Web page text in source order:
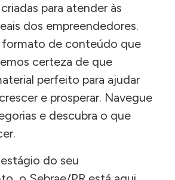
para atender às
dos empreendedores.
formato de conteúdo que
certeza de que
perfeito para ajudar
e prosperar. Navegue
e descubra o que
do seu